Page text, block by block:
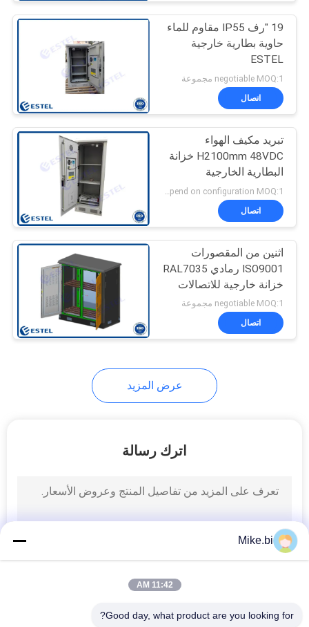
مكيف الهواء مجلس
الوزراء في الهواء
الطلق
22
وحدة المراقبة البيئية
12
مكيف كشك
11
مقوم الاتصالات
19 "رف IP55 مقاوم للماء
حاوية بطارية خارجية
ESTEL
negotiable MOQ:1 مجموعة
اتصال
تبريد مكيف الهواء
H2100mm 48VDC خزانة
البطارية الخارجية
اتصال
اثنين من المقصورات
ISO9001 رمادي RAL7035
خزانة خارجية للاتصالات
negotiable MOQ:1 مجموعة
اتصال
عرض المزيد
اترك رسالة
Mike.bi
11:42 AM
Good day, what product are you looking for?